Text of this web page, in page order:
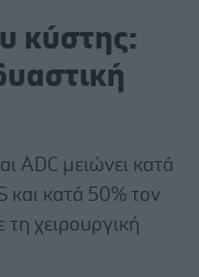
κύστης:
ADC μειώνει κατά
και κατά 50% τον
χειρουργική